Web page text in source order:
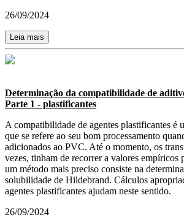
26/09/2024
Leia mais
Determinação da compatibilidade de
Parte 1 - plastificantes
A compatibilidade de agentes plastificantes é
que se refere ao seu bom processamento
adicionados ao PVC. Até o momento, os
vezes, tinham de recorrer a valores empíricos
um método mais preciso consiste na
solubilidade de Hildebrand. Cálculos
agentes plastificantes ajudam neste sentido.
26/09/2024